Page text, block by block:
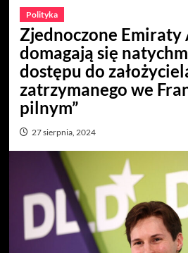
Polityka
Zjednoczone Emiraty
domagają się
dostępu do
zatrzymanego we
pilnym”
27 sierpnia, 2024